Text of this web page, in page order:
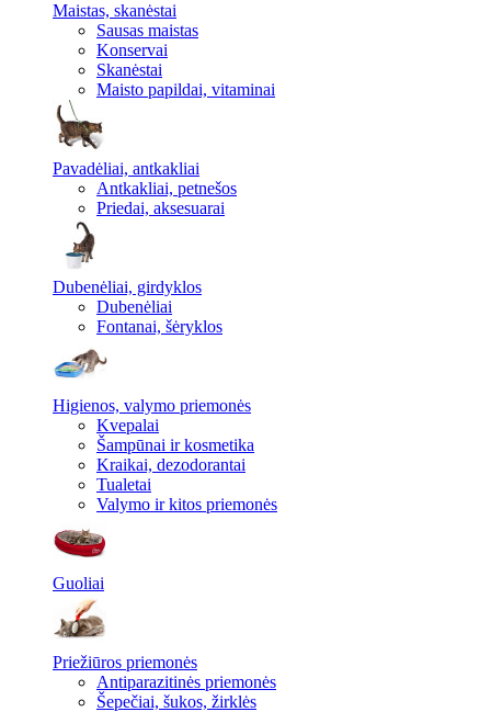
Maistas, skanėstai
Sausas maistas
Konservai
Skanėstai
Maisto papildai, vitaminai
Pavadėliai, antkakliai
Antkakliai, petnešos
Priedai, aksesuarai
Dubenėliai, girdyklos
Dubenėliai
Fontanai, šėryklos
Higienos, valymo priemonės
Kvepalai
Šampūnai ir kosmetika
Kraikai, dezodorantai
Tualetai
Valymo ir kitos priemonės
Guoliai
Priežiūros priemonės
Antiparazitinės priemonės
Šepečiai, šukos, žirklės